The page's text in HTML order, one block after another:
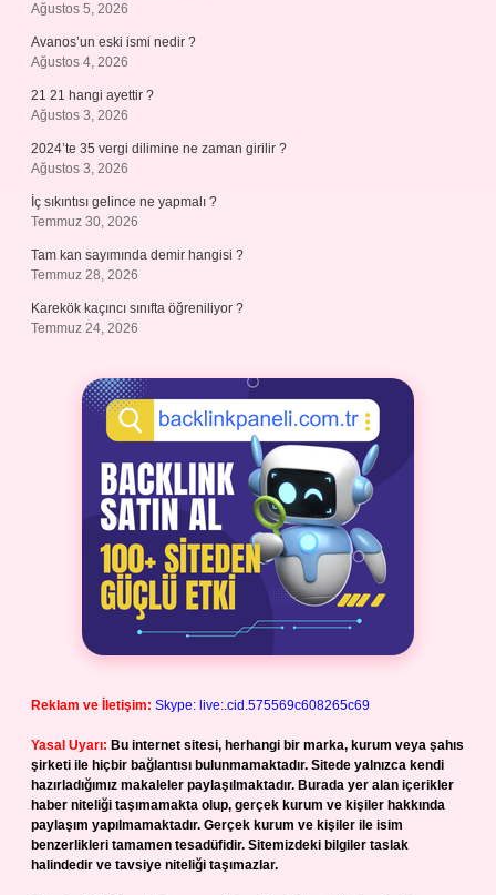
Ağustos 5, 2026
Avanos’un eski ismi nedir ?
Ağustos 4, 2026
21 21 hangi ayettir ?
Ağustos 3, 2026
2024’te 35 vergi dilimine ne zaman girilir ?
Ağustos 3, 2026
İç sıkıntısı gelince ne yapmalı ?
Temmuz 30, 2026
Tam kan sayımında demir hangisi ?
Temmuz 28, 2026
Karekök kaçıncı sınıfta öğreniliyor ?
Temmuz 24, 2026
Reklam ve İletişim: Skype: live:.cid.575569c608265c69
Yasal Uyarı: Bu internet sitesi, herhangi bir marka, kurum veya şahıs
şirketi ile hiçbir bağlantısı bulunmamaktadır. Sitede yalnızca kendi
hazırladığımız makaleler paylaşılmaktadır. Burada yer alan içerikler
haber niteliği taşımamakta olup, gerçek kurum ve kişiler hakkında
paylaşım yapılmamaktadır. Gerçek kurum ve kişiler ile isim
benzerlikleri tamamen tesadüfidir. Sitemizdeki bilgiler taslak
halindedir ve tavsiye niteliği taşımazlar.